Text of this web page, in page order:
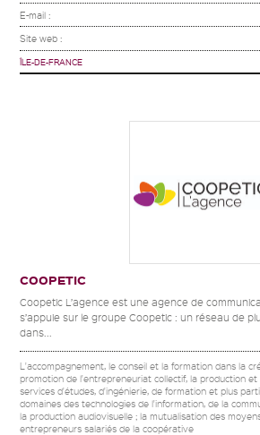
E-mail :
Site web :
ÎLE-DE-FRANCE
COOPETIC
Coopetic L’agence est une agence de
s’appuie sur le groupe Coopetic : un réseau de
dans...
L'accompagnement, le conseil et la formation dans la
promotion de l'entrepreneuriat collectif, la production
services d'études, d'ingénierie, de formation et plus
domaines des technologies de l'information, de la
la production audiovisuelle ; la mutualisation des
entrepreneurs salariés de la coopérative